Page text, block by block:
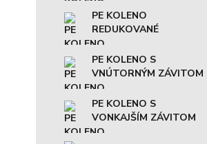
PE KOLENO
REDUKOVANÉ
PE KOLENO S
VNÚTORNÝM ZÁVITOM
PE KOLENO S
VONKAJŠÍM ZÁVITOM